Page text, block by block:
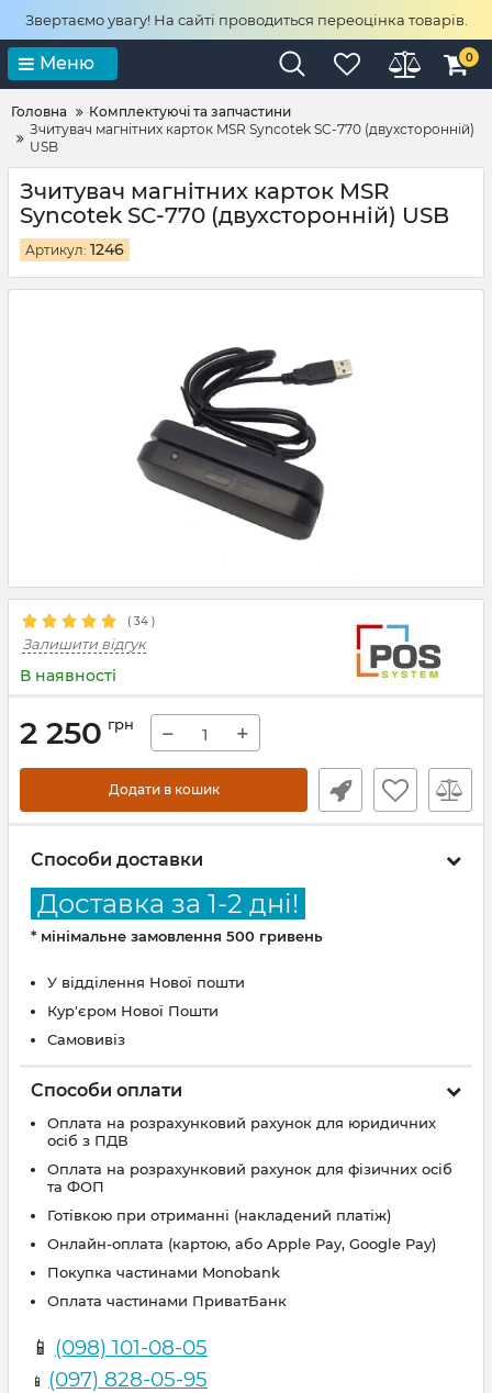
Звертаємо увагу! На сайті проводиться переоцінка товарів.
Меню 0
Головна
Комплектуючі та запчастини
Зчитувач магнітних карток MSR Syncotek SC-770 (двухсторонній)
USB
Зчитувач магнітних карток MSR
Syncotek SC-770 (двухсторонній) USB
Артикул: 1246
( 34 )
Залишити відгук
В наявності
2 250 грн − +
Додати в кошик
Способи доставки
Доставка за 1-2 дні!
* мінімальне замовлення 500 гривень
У відділення Нової пошти
Кур'єром Нової Пошти
Самовивіз
Способи оплати
Оплата на розрахунковий рахунок для юридичних
осіб з ПДВ
Оплата на розрахунковий рахунок для фізичних осіб
та ФОП
Готівкою при отриманні (накладений платіж)
Онлайн-оплата (картою, або Apple Pay, Google Pay)
Покупка частинами Monobank
Оплата частинами ПриватБанк
📱 (098) 101-08-05
📱 (097) 828-05-95